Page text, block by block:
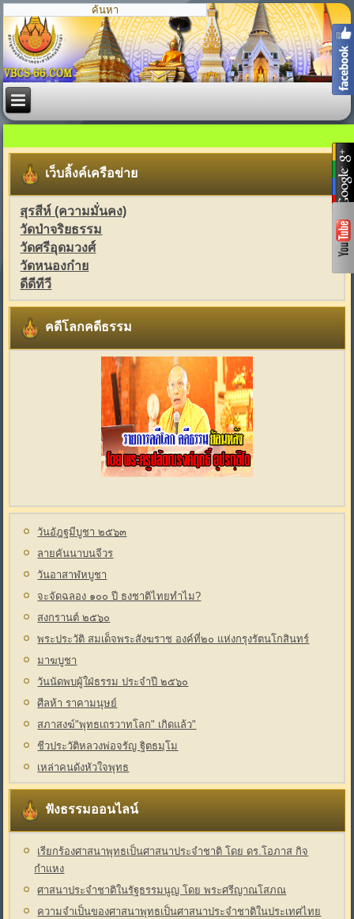
เว็บลิ้งค์เครือข่าย
สุรสีห์ (ความมั่นคง)
วัดป่าจริยธรรม
วัดศรีอุดมวงศ์
วัดหนองก๋าย
ดีดีทีวี
คดีโลกคดีธรรม
วันอัฎฐมีบูชา ๒๕๖๓
ลายคันนาบนจีวร
วันอาสาฬหบูชา
จะจัดฉลอง ๑๐๐ ปี ธงชาติไทยทำไม?
สงกรานต์ ๒๕๖๐
พระประวัติ สมเด็จพระสังฆราช องค์ที่๒๐ แห่งกรุงรัตนโกสินทร์
มาฆบูชา
วันนัดพบผู้ใฝ่ธรรม ประจำปี ๒๕๖๐
ศีลห้า ราคามนุษย์
สภาสงฆ์"พุทธเถรวาทโลก" เกิดแล้ว"
ชีวประวัติหลวงพ่อจรัญ ฐิตธมฺโม
เหล่าคนดังหัวใจพุทธ
ฟังธรรมออนไลน์
เรียกร้องศาสนาพุทธเป็นศาสนาประจำชาติ โดย ดร.โอภาส กิจ
กำแหง
ศาสนาประจำชาติในรัฐธรรมนูญ โดย พระศรีญาณโสภณ
ความจำเป็นของศาสนาพุทธเป็นศาสนาประจำชาติในประเทศไทย